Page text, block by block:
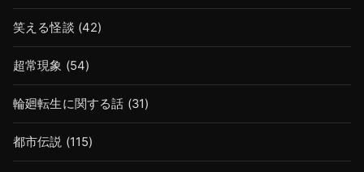
笑える怪談 (42)
超常現象 (54)
輪廻転生に関する話 (31)
都市伝説 (115)